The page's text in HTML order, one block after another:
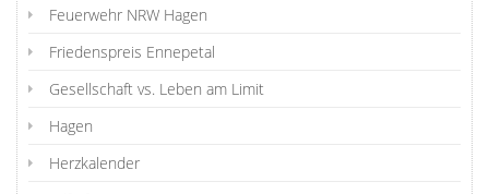
Feuerwehr NRW Hagen
Friedenspreis Ennepetal
Gesellschaft vs. Leben am Limit
Hagen
Herzkalender